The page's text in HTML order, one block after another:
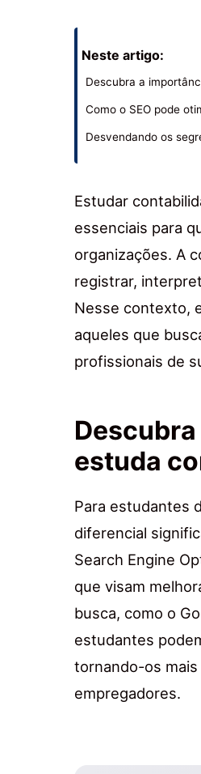
Neste artigo:
Descubra a
Como o SEO pode
Desvendando os
Estudar
essenciais para
organizações. A
registrar,
Nesse contexto,
aqueles que
profissionais de
estuda
Para estudantes
diferencial
Search Engine
que visam
busca, como o
estudantes
tornando-os
empregadores.